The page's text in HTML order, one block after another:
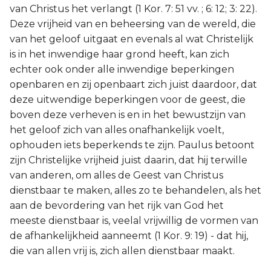
van Christus het verlangt (1 Kor. 7: 51 vv. ; 6: 12; 3: 22).
Deze vrijheid van en beheersing van de wereld, die
van het geloof uitgaat en evenals al wat Christelijk
is in het inwendige haar grond heeft, kan zich
echter ook onder alle inwendige beperkingen
openbaren en zij openbaart zich juist daardoor, dat
deze uitwendige beperkingen voor de geest, die
boven deze verheven is en in het bewustzijn van
het geloof zich van alles onafhankelijk voelt,
ophouden iets beperkends te zijn. Paulus betoont
zijn Christelijke vrijheid juist daarin, dat hij terwille
van anderen, om alles de Geest van Christus
dienstbaar te maken, alles zo te behandelen, als het
aan de bevordering van het rijk van God het
meeste dienstbaar is, veelal vrijwillig de vormen van
de afhankelijkheid aanneemt (1 Kor. 9: 19) - dat hij,
die van allen vrij is, zich allen dienstbaar maakt.